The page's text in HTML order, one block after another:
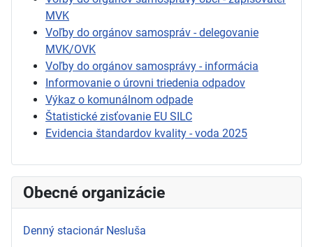
MVK
Voľby do orgánov samospráv - delegovanie
MVK/OVK
Voľby do orgánov samosprávy - informácia
Informovanie o úrovni triedenia odpadov
Výkaz o komunálnom odpade
Štatistické zisťovanie EU SILC
Evidencia štandardov kvality - voda 2025
Obecné organizácie
Denný stacionár Nesluša